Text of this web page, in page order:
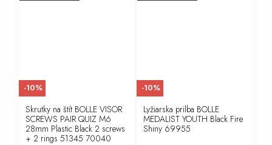
Skrutky na štít BOLLE VISOR
SCREWS PAIR QUIZ M6
28mm Plastic Black 2 screws
+ 2 rings 51345 70040
-10%
Lyžiarska prilba BOLLE
MEDALIST YOUTH Black Fire
Shiny 69955
-10%